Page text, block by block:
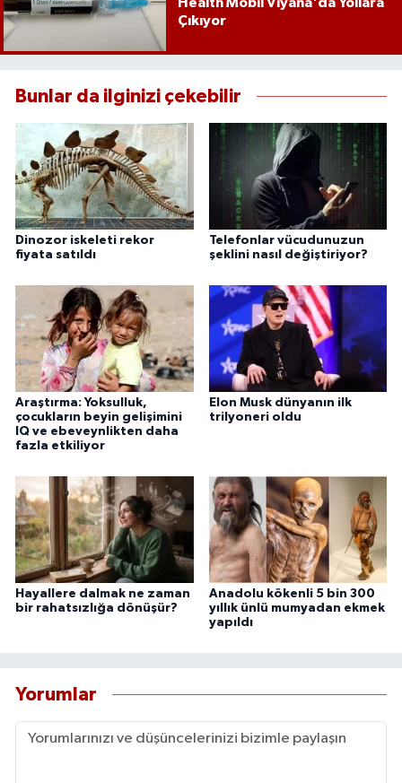
Çıkıyor
Bunlar da ilginizi çekebilir
Dinozor iskeleti rekor
fiyata satıldı
Telefonlar vücudunuzun
şeklini nasıl değiştiriyor?
Araştırma: Yoksulluk,
çocukların beyin gelişimini
IQ ve ebeveynlikten daha
fazla etkiliyor
Elon Musk dünyanın ilk
trilyoneri oldu
Hayallere dalmak ne zaman
bir rahatsızlığa dönüşür?
Anadolu kökenli 5 bin 300
yıllık ünlü mumyadan ekmek
yapıldı
Yorumlar